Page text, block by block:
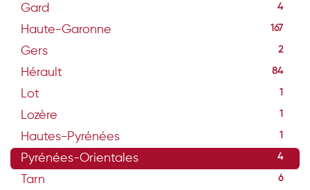
Gard 4
Haute-Garonne 167
Gers 2
Hérault 84
Lot 1
Lozère 1
Hautes-Pyrénées 1
Pyrénées-Orientales 4
Tarn 6